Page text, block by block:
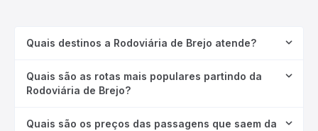
Quais destinos a Rodoviária de Brejo atende?
Quais são as rotas mais populares partindo da
Rodoviária de Brejo?
Quais são os preços das passagens que saem da